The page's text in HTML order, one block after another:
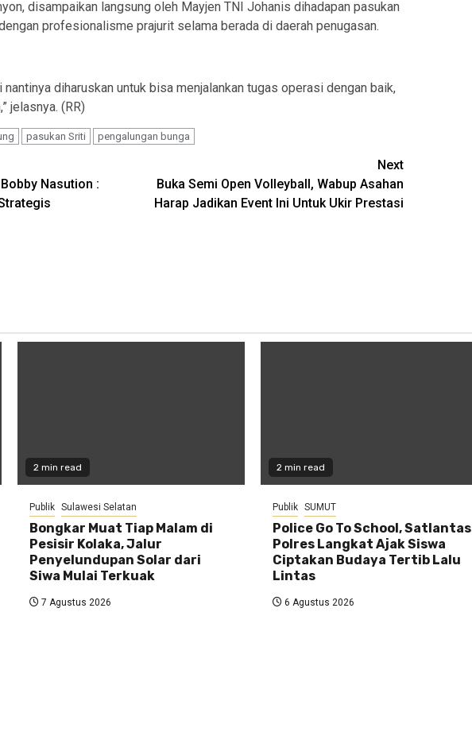
disampaikan langsung oleh Mayjen TNI Johanis dihadapan pasukan
profesionalisme prajurit selama berada di daerah penugasan.
nantinya diharuskan untuk bisa menjalankan tugas operasi dengan baik,
jelasnya. (RR)
pasukan Sriti pengalungan bunga
Nasution :
Next
Buka Semi Open Volleyball, Wabup Asahan
Harap Jadikan Event Ini Untuk Ukir Prestasi
2 min read
Publik Sulawesi Selatan
Bongkar Muat Tiap Malam di
Pesisir Kolaka, Jalur
Penyelundupan Solar dari
Siwa Mulai Terkuak
7 Agustus 2026
2 min read
Publik SUMUT
Police Go To School, Satlantas
Polres Langkat Ajak Siswa
Ciptakan Budaya Tertib Lalu
Lintas
6 Agustus 2026